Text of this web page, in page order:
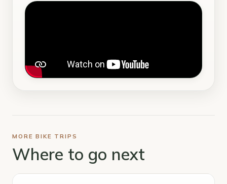
MORE BIKE TRIPS
Where to go next